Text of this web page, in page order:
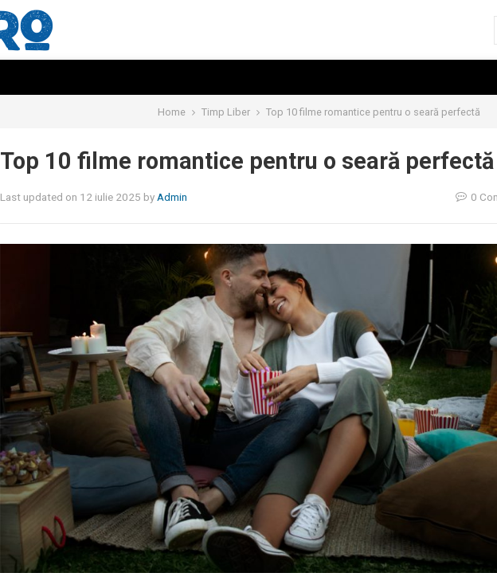
Home Timp Liber Top 10 filme romantice pentru o seară perfectă
Top 10 filme romantice pentru o seară perfectă
Last updated on 12 iulie 2025 by Admin 0